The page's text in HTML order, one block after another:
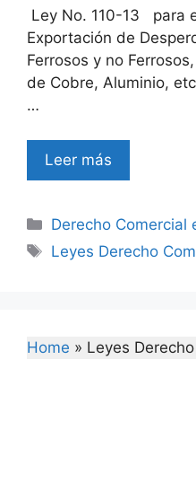
Ley No. 110-13 para
Exportación de
Ferrosos y no
de Cobre, Aluminio,
…
Leer más
Categories
Derecho Comercial
Tags
Leyes Derecho
Home » Leyes